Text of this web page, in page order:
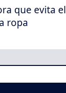
que evita el
ropa